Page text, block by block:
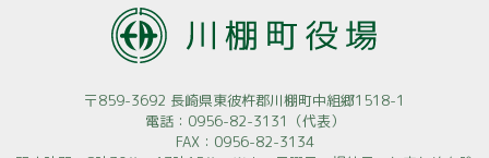
〒859-3692 長崎県東彼杵郡川棚町中組郷1518-1
電話：0956-82-3131（代表）
FAX：0956-82-3134